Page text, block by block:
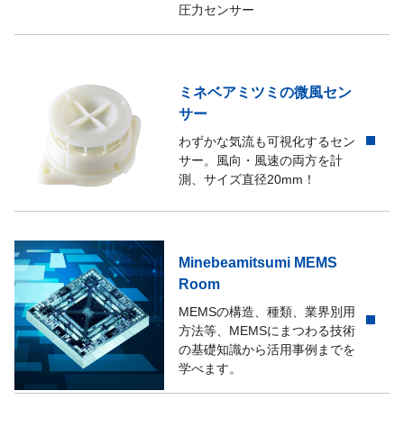
圧力センサー
ミネベアミツミの微風セン
サー
わずかな気流も可視化するセン
サー。風向・風速の両方を計
測、サイズ直径20mm！
Minebeamitsumi MEMS
Room
MEMSの構造、種類、業界別用
方法等、MEMSにまつわる技術
の基礎知識から活用事例までを
学べます。